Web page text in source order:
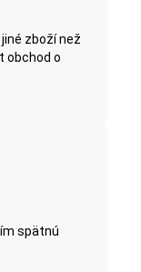
zboží než
obchod o
spätnú